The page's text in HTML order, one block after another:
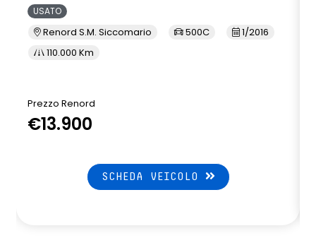
USATO
Renord S.M. Siccomario 500C
1/2016
110.000 Km
Prezzo Renord
€13.900
SCHEDA VEICOLO